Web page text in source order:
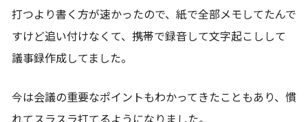
打つより書く方が速かったので、紙で全部メモしてたんで
すけど追い付けなくて、携帯で録音して文字起こしして
議事録作成してました。
今は会議の重要なポイントもわかってきたこともあり、慣